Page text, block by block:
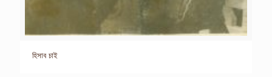
হিসাব চাই